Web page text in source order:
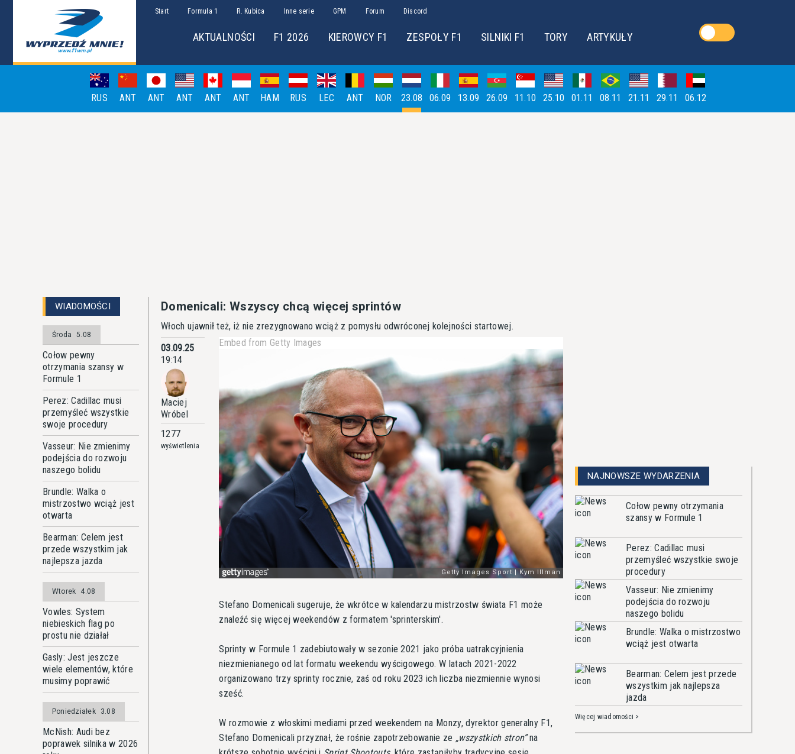
Start Formuła 1 R. Kubica Inne serie GPM Forum Discord
AKTUALNOŚCI F1 2026 KIEROWCY F1 ZESPOŁY F1 SILNIKI F1 TORY ARTYKUŁY
RUS ANT ANT ANT ANT ANT HAM RUS LEC ANT NOR 23.08 06.09 13.09 26.09 11.10 25.10 01.11 08.11 21.11 29.11 06.12
WIADOMOŚCI
Środa 5.08
Cołow pewny
otrzymania szansy w
Formule 1
Perez: Cadillac musi
przemyśleć wszystkie
swoje procedury
Vasseur: Nie zmienimy
podejścia do rozwoju
naszego bolidu
Brundle: Walka o
mistrzostwo wciąż jest
otwarta
Bearman: Celem jest
przede wszystkim jak
najlepsza jazda
Wtorek 4.08
Vowles: System
niebieskich flag po
prostu nie działał
Gasly: Jest jeszcze
wiele elementów, które
musimy poprawić
Poniedziałek 3.08
McNish: Audi bez
poprawek silnika w 2026
Domenicali: Wszyscy chcą więcej sprintów
Włoch ujawnił też, iż nie zrezygnowano wciąż z pomysłu odwróconej kolejności startowej.
03.09.25
19:14
Maciej
Wróbel
1277
wyświetlenia
Embed from Getty Images
Stefano Domenicali sugeruje, że wkrótce w kalendarzu mistrzostw świata F1 może
znaleźć się więcej weekendów z formatem 'sprinterskim'.
Sprinty w Formule 1 zadebiutowały w sezonie 2021 jako próba uatrakcyjnienia
niezmienianego od lat formatu weekendu wyścigowego. W latach 2021-2022
organizowano trzy sprinty rocznie, zaś od roku 2023 ich liczba niezmiennie wynosi
sześć.
W rozmowie z włoskimi mediami przed weekendem na Monzy, dyrektor generalny F1,
Stefano Domenicali przyznał, że rośnie zapotrzebowanie ze
wszystkich stron na
NAJNOWSZE WYDARZENIA
Cołow pewny otrzymania
szansy w Formule 1
Perez: Cadillac musi
przemyśleć wszystkie swoje
procedury
Vasseur: Nie zmienimy
podejścia do rozwoju
naszego bolidu
Brundle: Walka o mistrzostwo
wciąż jest otwarta
Bearman: Celem jest przede
wszystkim jak najlepsza
jazda
Więcej wiadomości >